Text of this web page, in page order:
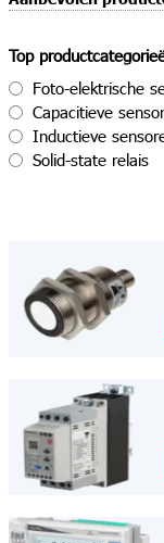
Top
Foto-elektrische
Capacitieve
Inductieve
Solid-state relais